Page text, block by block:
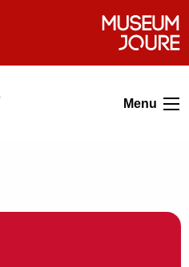
Menu